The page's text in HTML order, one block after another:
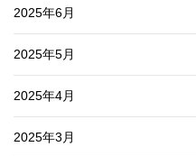
2025年6月
2025年5月
2025年4月
2025年3月